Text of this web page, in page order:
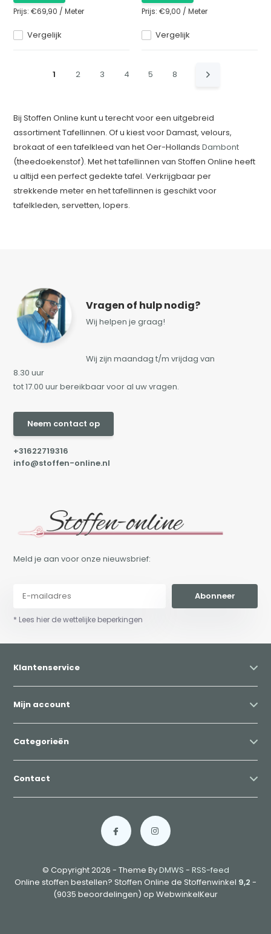
Vergelijk
Prijs:€69,90 /Meter
Vergelijk
Prijs: €9,00 / Meter
1 2 3 4 5 8
Bij Stoffen Online kunt u terecht voor een uitgebreid
assortiment Tafellinnen. Of u kiest voor Damast, velours,
brokaat of een tafelkleed van het Oer-HollandsDambont
(theedoekenstof). Met het tafellinnen van Stoffen Online heeft
u altijd een perfect gedekte tafel. Verkrijgbaar per
strekkende meter en het tafellinnen is geschikt voor
tafelkleden, servetten, lopers.
Vragen of hulp nodig?
Wij helpen je graag!
Wij zijn maandag t/m vrijdag van
8.30 uur
tot 17.00 uur bereikbaar voor al uw vragen.
Neem contact op
+31622719316
info@stoffen-online.nl
Meld je aan voor onze nieuwsbrief:
Abonneer
* Lees hier de wettelijke beperkingen
Klantenservice
Mijn account
Categorieën
Contact
© Copyright 2026 - Theme ByDMWS - RSS-feed
Online stoffen bestellen? Stoffen Online de Stoffenwinkel 9,2 -
(9035 beoordelingen) op WebwinkelKeur